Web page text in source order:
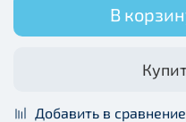
В
Добавить в сравнение